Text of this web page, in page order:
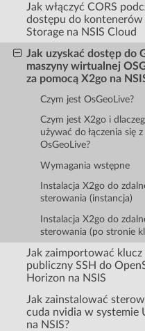
Jak włączyć CORS
dostępu do
Storage na NSIS Cloud
Jak uzyskać dostęp do
maszyny wirtualnej
za pomocą X2go na
Czym jest OsGeoLive?
Czym jest X2go i
używać do łączenia się z
OsGeoLive?
Wymagania wstępne
Instalacja X2go do
sterowania (instancja)
Instalacja X2go do
sterowania (po stronie
Jak zaimportować klucz
publiczny SSH do
Horizon na NSIS
Jak zainstalować
cuda nvidia w systemie
na NSIS?